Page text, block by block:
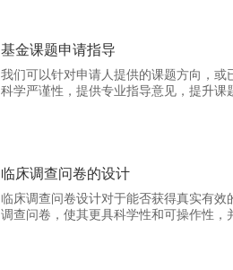
基金课题申请指导
我们可以针对申请人提供的课题方向，
科学严谨性，提供专业指导意见，提升课
临床调查问卷的设计
临床调查问卷设计对于能否获得真实有
调查问卷，使其更具科学性和可操作性